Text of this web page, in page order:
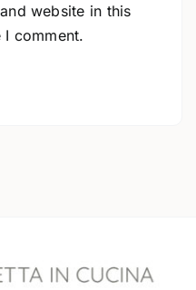
website in this
comment.